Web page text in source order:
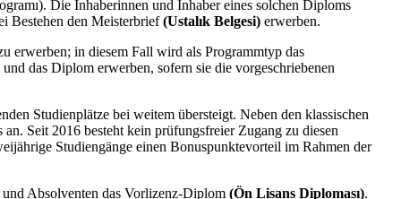
Die Inhaberinnen und Inhaber eines solchen Diploms
Bestehen den Meisterbrief(Ustalık Belgesi) erwerben.
erwerben; in diesem Fall wird als Programmtyp das
das Diplom erwerben, sofern sie die vorgeschriebenen
Studienplätze bei weitem übersteigt. Neben den klassischen
Seit 2016 besteht kein prüfungsfreier Zugang zu diesen
Studiengänge einen Bonuspunktevorteil im Rahmen der
Absolventen das Vorlizenz-Diplom (Ön Lisans Diploması).